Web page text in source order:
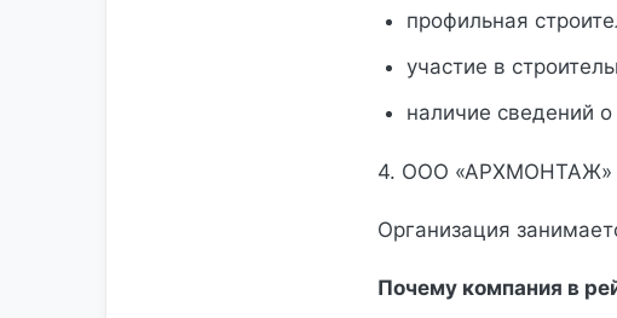
профильная
участие в
наличие сведений
4. ООО «АРХМОНТАЖ»
Организация
Почему компания в